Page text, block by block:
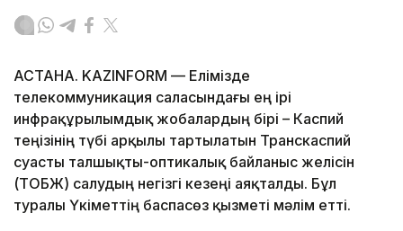
АСТАНА. KAZINFORM — Елімізде
телекоммуникация саласындағы ең ірі
инфрақұрылымдық жобалардың бірі – Каспий
теңізінің түбі арқылы тартылатын Транскаспий
суасты талшықты-оптикалық байланыс желісін
(ТОБЖ) салудың негізгі кезеңі аяқталды. Бұл
туралы Үкіметтің баспасөз қызметі мәлім етті.